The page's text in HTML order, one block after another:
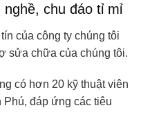
chu đáo tỉ mỉ
của công ty chúng tôi
sửa chữa của chúng tôi.
có hơn 20 kỹ thuật viên
Phú, đáp ứng các tiêu